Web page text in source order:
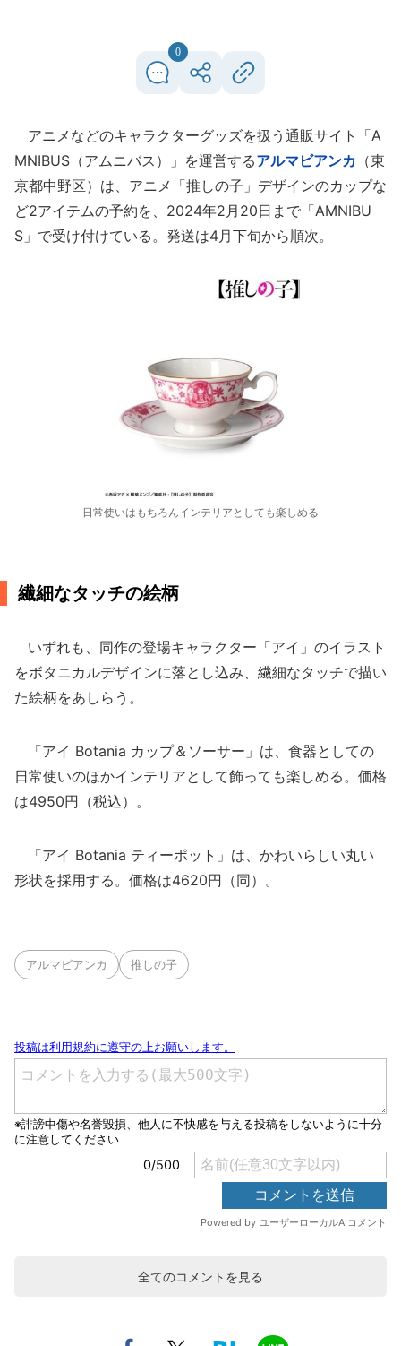
0
アニメなどのキャラクターグッズを扱う通販サイト「A
MNIBUS（アムニバス）」を運営するアルマビアンカ （東
京都中野区）は、アニメ「推しの子」デザインのカップな
ど2アイテムの予約を、2024年2月20日まで「AMNIBU
S」で受け付けている。発送は4月下旬から順次。
日常使いはもちろんインテリアとしても楽しめる
繊細なタッチの絵柄
いずれも、同作の登場キャラクター「アイ」のイラスト
をボタニカルデザインに落とし込み、繊細なタッチで描い
た絵柄をあしらう。
「アイ Botania カップ＆ソーサー」は、食器としての
日常使いのほかインテリアとして飾っても楽しめる。価格
は4950円（税込）。
「アイ Botania ティーポット」は、かわいらしい丸い
形状を採用する。価格は4620円（同）。
アルマビアンカ 推しの子
全てのコメントを見る